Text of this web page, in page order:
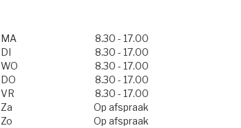
MA
8.30 - 17.00
DI
8.30 - 17.00
WO
8.30 - 17.00
DO
8.30 - 17.00
VR
8.30 - 17.00
Za
Op afspraak
Zo
Op afspraak